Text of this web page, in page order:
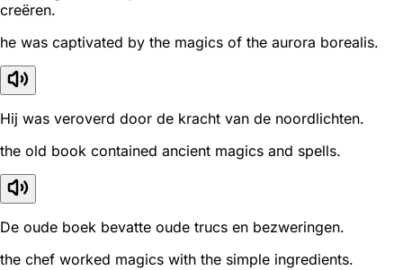
creëren.
he was captivated by the magics of the aurora borealis.
Hij was veroverd door de kracht van de noordlichten.
the old book contained ancient magics and spells.
De oude boek bevatte oude trucs en bezweringen.
the chef worked magics with the simple ingredients.